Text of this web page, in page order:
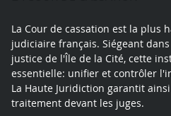
La Cour de cassation est la plus
judiciaire français. Siégeant dans
justice de l'Île de la Cité, cette
essentielle: unifier et contrôler
La Haute Juridiction garantit
traitement devant les juges.